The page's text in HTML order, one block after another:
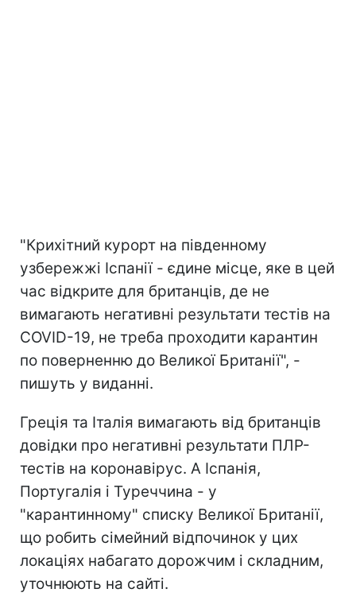
"Крихітний курорт на південному
узбережжі Іспанії - єдине місце, яке в цей
час відкрите для британців, де не
вимагають негативні результати тестів на
COVID-19, не треба проходити карантин
по поверненню до Великої Британії", -
пишуть у виданні.
Греція та Італія вимагають від британців
довідки про негативні результати ПЛР-
тестів на коронавірус. А Іспанія,
Португалія і Туреччина - у
"карантинному" списку Великої Британії,
що робить сімейний відпочинок у цих
локаціях набагато дорожчим і складним,
уточнюють на сайті.